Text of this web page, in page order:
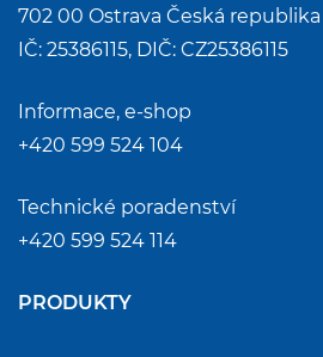
702 00 Ostrava Česká republika
IČ: 25386115, DIČ: CZ25386115
Informace, e-shop
+420 599 524 104
Technické poradenství
+420 599 524 114
PRODUKTY